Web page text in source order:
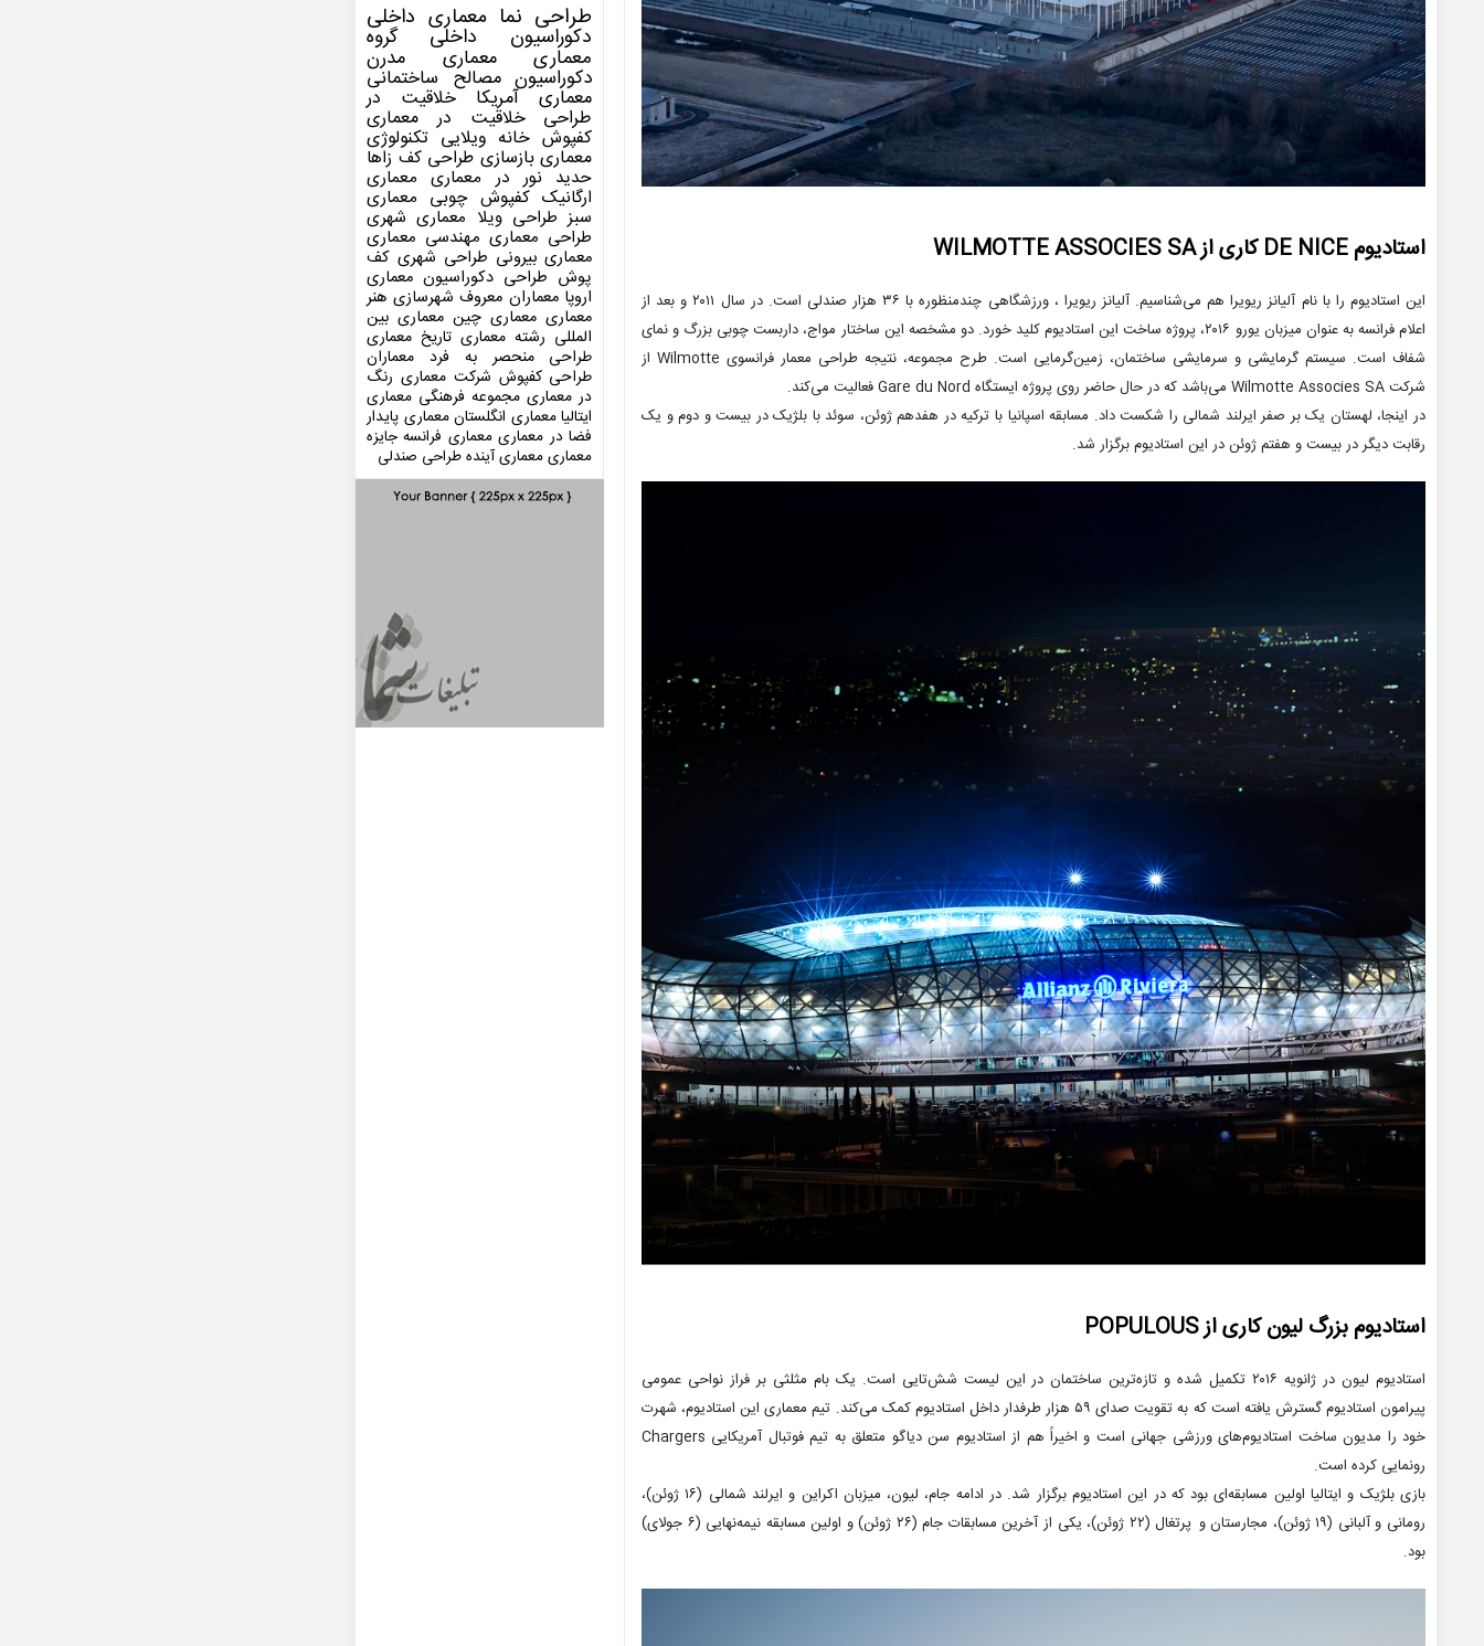
استادیوم DE NICE کاری از WILMOTTE ASSOCIES SA
این استادیوم را با نام آلیانز ریویرا هم می‌شناسیم. آلیانز ریویرا ، ورزشگاهی چندمنظوره با ۳۶ هزار صندلی است. در سال ۲۰۱۱ و بعد از
اعلام فرانسه به عنوان میزبان یورو ۲۰۱۶، پروژه ساخت این استادیوم کلید خورد. دو مشخصه این ساختار مواج، داربست چوبی بزرگ و نمای
شفاف است. سیستم گرمایشی و سرمایشی ساختمان، زمین‌گرمایی است. طرح مجموعه، نتیجه طراحی معمار فرانسوی Wilmotte از
شرکت Wilmotte Associes SA می‌باشد که در حال حاضر روی پروژه ایستگاه Gare du Nord فعالیت می‌کند.
در اینجا، لهستان یک بر صفر ایرلند شمالی را شکست داد. مسابقه اسپانیا با ترکیه در هفدهم ژوئن، سوئد با بلژیک در بیست و دوم و یک
رقابت دیگر در بیست و هفتم ژوئن در این استادیوم برگزار شد.
استادیوم بزرگ لیون کاری از POPULOUS
استادیوم لیون در ژانویه ۲۰۱۶ تکمیل شده و تازه‌ترین ساختمان در این لیست شش‌تایی است. یک بام مثلثی بر فراز نواحی عمومی
پیرامون استادیوم گسترش یافته است که به تقویت صدای ۵۹ هزار طرفدار داخل استادیوم کمک می‌کند. تیم معماری این استادیوم، شهرت
خود را مدیون ساخت استادیوم‌های ورزشی جهانی است و اخیراً هم از استادیوم سن دیاگو متعلق به تیم فوتبال آمریکایی Chargers
رونمایی کرده است.
بازی بلژیک و ایتالیا اولین مسابقه‌ای بود که در این استادیوم برگزار شد. در ادامه جام، لیون، میزبان اکراین و ایرلند شمالی (۱۶ ژوئن)،
رومانی و آلبانی (۱۹ ژوئن)، مجارستان و پرتغال (۲۲ ژوئن)، یکی از آخرین مسابقات جام (۲۶ ژوئن) و اولین مسابقه نیمه‌نهایی (۶ جولای)
بود.
طراحی نما معماری داخلی
دکوراسیون داخلی گروه
معماری معماری مدرن
دکوراسیون مصالح ساختمانی
معماری آمریکا خلاقیت در
طراحی خلاقیت در معماری
کفپوش خانه ویلایی تکنولوژی
معماری بازسازی طراحی کف زاها
حدید نور در معماری معماری
ارگانیک کفپوش چوبی معماری
سبز طراحی ویلا معماری شهری
طراحی معماری مهندسی معماری
معماری بیرونی طراحی شهری کف
پوش طراحی دکوراسیون معماری
اروپا معماران معروف شهرسازی هنر
معماری معماری چین معماری بین
المللی رشته معماری تاریخ معماری
طراحی منحصر به فرد معماران
طراحی کفپوش شرکت معماری رنگ
در معماری مجموعه فرهنگی معماری
ایتالیا معماری انگلستان معماری پایدار
فضا در معماری معماری فرانسه جایزه
معماریمعماری آیندهطراحی صندلی